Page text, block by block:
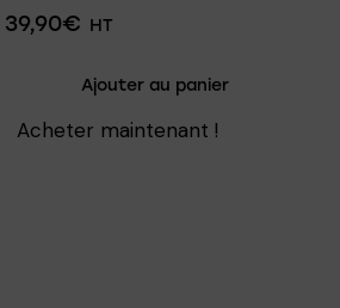
39,90€ HT
Ajouter au panier
Acheter maintenant !